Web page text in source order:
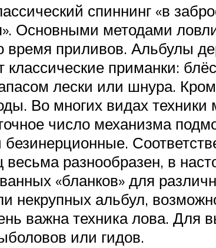
спиннинг «в
Основными методами
время приливов. Альбулы
классические приманки:
лески или шнура.
Во многих видах техники
число механизма
безинерционные.
разнообразен, в
«бланков» для
некрупных альбул,
важна техника лова. Для
или гидов.